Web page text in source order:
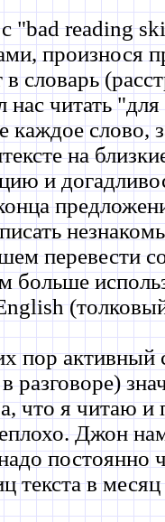
"bad reading
произнося
словарь
нас читать
слово,
на
и
перевести
больше
пор активный
разговоре)
что я читаю
Джон
постоянно
текста в